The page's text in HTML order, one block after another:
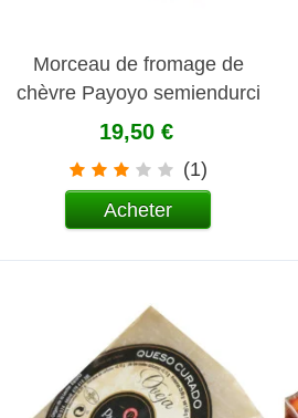
Morceau de fromage de
chèvre Payoyo semiendurci
19,50 €
(1)
Acheter